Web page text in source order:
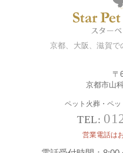
京都、大阪、滋賀で
〒
京都市山
ペット火葬・ペ
TEL:
営業電話は